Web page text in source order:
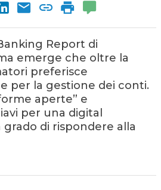
Report di
emerge che oltre la
preferisce
per la gestione dei conti.
aperte” e
per una digital
di rispondere alla